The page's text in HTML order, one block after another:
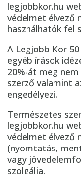
legjobbkor.hu
védelmet élvező
használhatók fel
A Legjobb Kor
egyéb írások
20%-át meg
szerző valamint
engedélyezi.
Természetes
legjobbkor.hu
védelmet élvező
(nyomtatás,
vagy
szolgálja.